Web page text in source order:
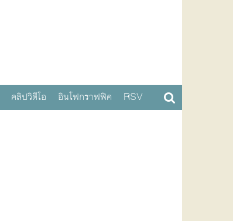
คลิปวิดีโอ อินโฟกราฟฟิค RSV